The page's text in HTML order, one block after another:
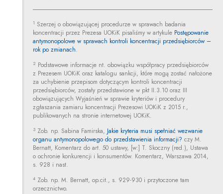
1 Szerzej o obowiązującej procedurze w sprawach badania
koncentracji przez Prezesa UOKiK pisaliśmy w artykule Postępowanie
antymonopolowe w sprawach kontroli koncentracji przedsiębiorców –
rok po zmianach.
2 Podstawowe informacje nt. obowiązku współpracy przedsiębiorców
z Prezesem UOKiK oraz katalogu sankcji, które mogą zostać nałożone
za uchybienie przepisom dotyczącym kontroli koncentracji
przedsiębiorców, zostały przedstawione w pkt II.3.10 oraz III
obowiązujących Wyjaśnień w sprawie kryteriów i procedury
zgłaszania zamiaru koncentracji Prezesowi UOKiK z 2015 r.,
publikowanych na stronie internetowej UOKiK.
3Zob. np. Sabina Famirska, Jakie kryteria musi spełniać wezwanie
organu antymonopolowego do przedstawienia informacji? czy M.
Bernatt, Komentarz do art. 50 ustawy, [w:] T. Skoczny (red.), Ustawa
o ochronie konkurencji i konsumentów. Komentarz, Warszawa 2014,
s. 928 i nast.
4Zob. np. M. Bernatt, op.cit., s. 929-930 i przytoczone tam
orzecznictwo.